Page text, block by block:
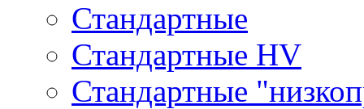
Стандартные
Стандартные HV
Стандартные